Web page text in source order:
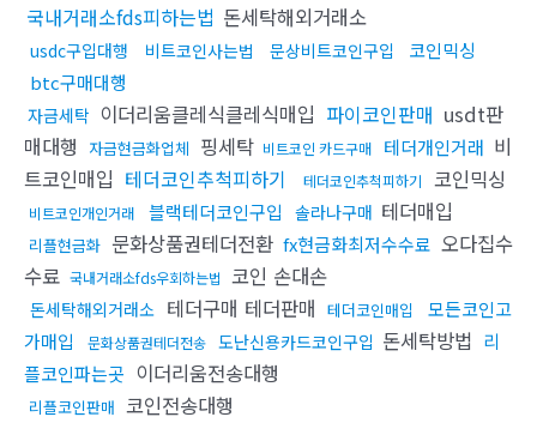
국내거래소fds피하는법 돈세탁해외거래소
usdc구입대행 비트코인사는법 문상비트코인구입
코인믹싱
btc구매대행
자금세탁 이더리움클레식클레식매입 파이코인판매 usdt판
매대행
자금현금화업체 핑세탁 비트코인 카드구매 테더개인거래 비
트코인매입 테더코인추척피하기 테더코인추척피하기 코인믹싱
비트코인개인거래 블랙테더코인구입 솔라나구매 테더매입
리플현금화 문화상품권테더전환 fx현금화최저수수료 오다집수
수료 국내거래소fds우회하는법 코인 손대손
돈세탁해외거래소 테더구매 테더판매 테더코인매입
모든코인고
가매입
문화상품권테더전송 도난신용카드코인구입 돈세탁방법 리
플코인파는곳 이더리움전송대행
리플코인판매 코인전송대행